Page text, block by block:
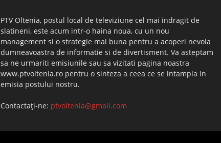
PTV Oltenia, postul local de televiziune cel mai indragit de
slatineni, este acum intr-o haina noua, cu un nou
management si o strategie mai buna pentru a acoperi nevoia
dumneavoastra de informatie si de divertisment. Va asteptam
sa ne urmariti emisiunile sau sa vizitati pagina noastra
www.ptvoltenia.ro pentru o sinteza a ceea ce se intampla in
emisia postului nostru.
Contactați-ne: ptvoltenia@gmail.com